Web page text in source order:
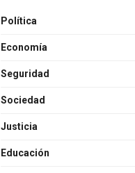
Política
Economía
Seguridad
Sociedad
Justicia
Educación